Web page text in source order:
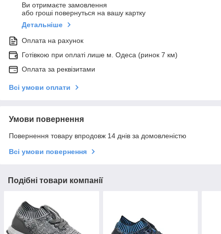
Ви отримаєте замовлення
або гроші повернуться на вашу картку
Детальніше
Оплата на рахунок
Готівкою при оплаті лише м. Одеса (ринок 7 км)
Оплата за реквізитами
Всі умови оплати
Умови повернення
Повернення товару впродовж 14 днів за домовленістю
Всі умови повернення
Подібні товари компанії